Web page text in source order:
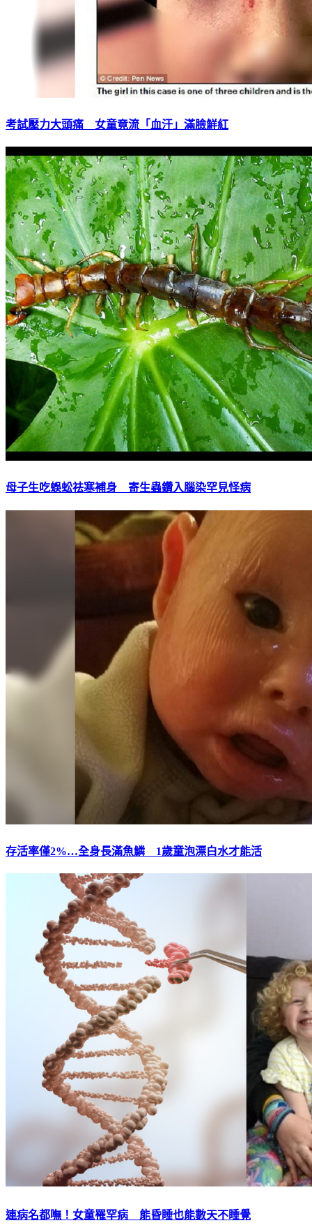
考試壓力大頭痛 女童竟流「血汗」滿臉鮮紅
母子生吃蜈蚣祛寒補身 寄生蟲鑽入腦染罕見怪病
存活率僅2%…全身長滿魚鱗 1歲童泡漂白水才能活
連病名都嘸！女童罹罕病 能昏睡也能數天不睡覺